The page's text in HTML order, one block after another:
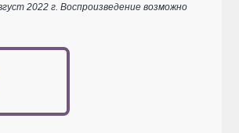
2022 г. Воспроизведение возможно